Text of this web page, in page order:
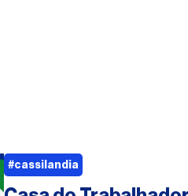
#cassilandia